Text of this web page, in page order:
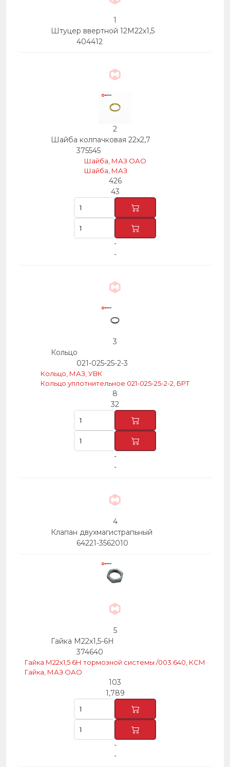
1
Штуцер ввертной 12М22х1,5
404412
2
Шайба колпачковая 22х2,7
375545
Шайба, МАЗ ОАО
Шайба, МАЗ
426
43
-
-
3
Кольцо
021-025-25-2-3
Кольцо, МАЗ, УВК
Кольцо уплотнительное 021-025-25-2-2, БРТ
8
32
-
-
4
Клапан двухмагистрапьный
64221-3562010
5
Гайка М22х1,5-6Н
374640
Гайка М22х1,5 6Н тормозной системы /003.640, КСМ
Гайка, МАЗ ОАО
103
1,789
-
-